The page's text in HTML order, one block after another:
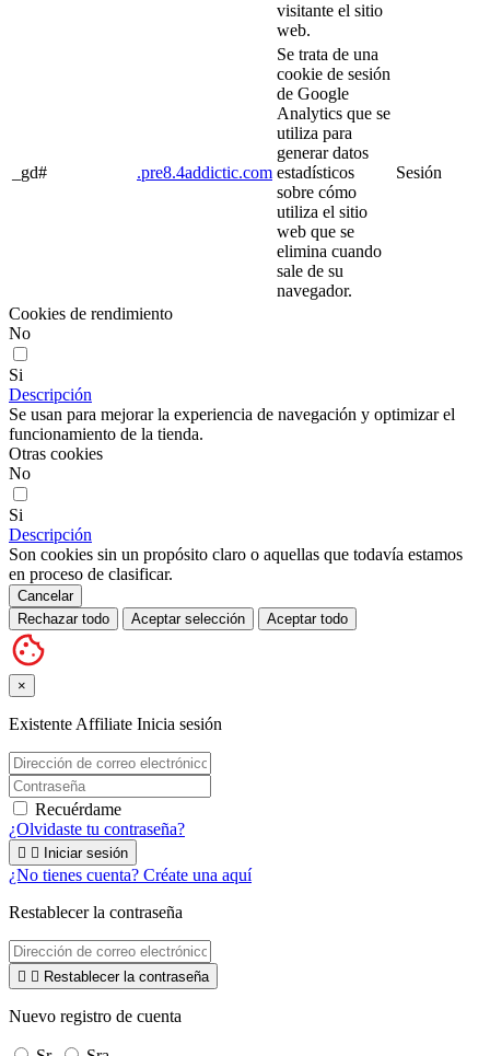
visitante el sitio
web.
_gd# .pre8.4addictic.com
Se trata de una
cookie de sesión
de Google
Analytics que se
utiliza para
generar datos
estadísticos
sobre cómo
utiliza el sitio
web que se
elimina cuando
sale de su
navegador.
Sesión
Cookies de rendimiento
No
Si
Descripción
Se usan para mejorar la experiencia de navegación y optimizar el
funcionamiento de la tienda.
Otras cookies
No
Si
Descripción
Son cookies sin un propósito claro o aquellas que todavía estamos
en proceso de clasificar.
Cancelar
Rechazar todo
Aceptar selección Aceptar todo
×
Existente Affiliate Inicia sesión
Recuérdame
¿Olvidaste tu contraseña?
  Iniciar sesión
¿No tienes cuenta? Créate una aquí
Restablecer la contraseña
  Restablecer la contraseña
Nuevo registro de cuenta